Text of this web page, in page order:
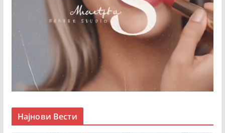
Најнови Вести